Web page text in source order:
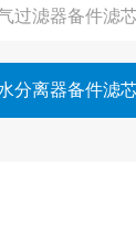
过滤器备件滤
分离器备件滤